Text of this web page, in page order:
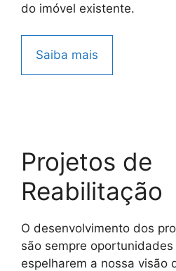
do imóvel existente.
Saiba mais
Projetos de
Reabilitação
O desenvolvimento dos
são sempre
espelharem a nossa visão